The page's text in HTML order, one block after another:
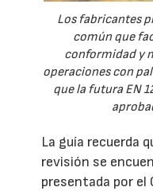
Los fabricantes
común que
conformidad y
operaciones con
que la futura EN
La guía recuerda
revisión se
presentada por el